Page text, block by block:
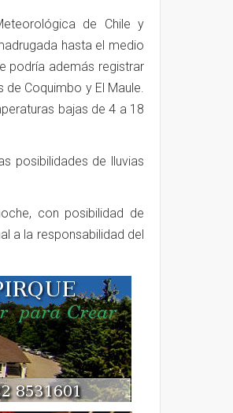
de Chile y
hasta el medio
podría además registrar
Coquimbo y El Maule.
bajas de 4 a 18
posibilidades de lluvias
con posibilidad de
a la responsabilidad del